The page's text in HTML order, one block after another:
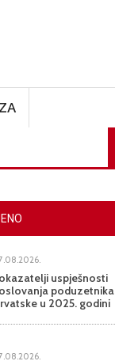
uspješnosti
poduzetnika
u 2025. godini